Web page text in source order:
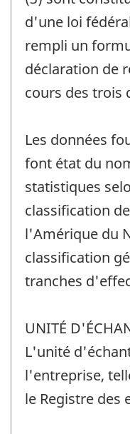
d'une loi
rempli un
déclaration de
cours des trois
Les données
font état du
statistiques
classification
l'Amérique du
classification
tranches
UNITÉ
L'unité
l'entreprise,
le Registre des